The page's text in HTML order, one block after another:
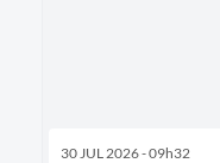
30 JUL 2026 - 09h32